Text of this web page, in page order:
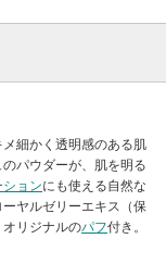
細かく透明感のある肌
パウダーが、肌を明る
ションにも使える自然な
ーヤルゼリーエキス（保
リジナルのパフ付き。